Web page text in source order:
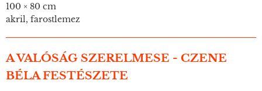
100 × 80 cm
akril, farostlemez
A VALÓSÁG SZERELMESE - CZENE
BÉLA FESTÉSZETE